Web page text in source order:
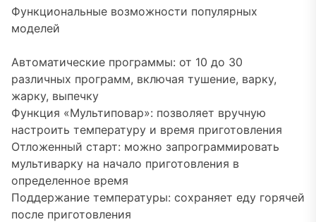
Функциональные возможности популярных
моделей
Автоматические программы: от 10 до 30
различных программ, включая тушение, варку,
жарку, выпечку
Функция «Мультиповар»: позволяет вручную
настроить температуру и время приготовления
Отложенный старт: можно запрограммировать
мультиварку на начало приготовления в
определенное время
Поддержание температуры: сохраняет еду горячей
после приготовления